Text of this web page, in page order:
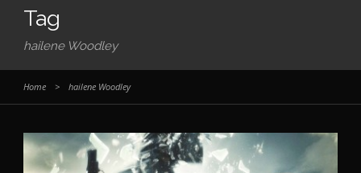
Tag
hailene Woodley
Home > hailene Woodley